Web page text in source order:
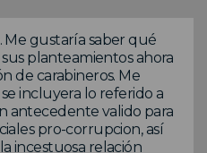
gustaría saber qué
planteamientos ahora
de carabineros. Me
incluyera lo referido a
antecedente valido para
pro-corrupcion, así
incestuosa relación